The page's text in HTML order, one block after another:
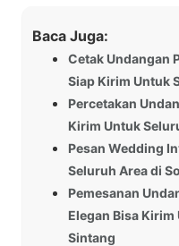
Baca Juga:
Cetak Undangan
Siap Kirim Untuk
Percetakan
Kirim Untuk
Pesan Wedding
Seluruh Area di
Pemesanan
Elegan Bisa
Sintang